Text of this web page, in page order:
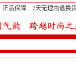
品保障 7天无理由退换